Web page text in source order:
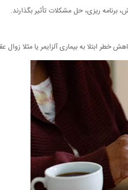
برنامه ریزی، حل مشکلات تأثیر بگذارند.
ابتلا به بیماری آلزایمر یا مثلا زوال